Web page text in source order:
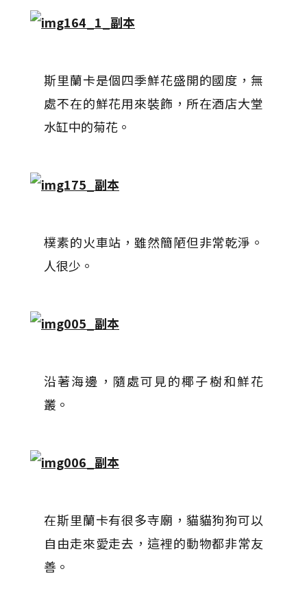
斯里蘭卡是個四季鮮花盛開的國度，無
處不在的鮮花用來裝飾，所在酒店大堂
水缸中的菊花。
樸素的火車站，雖然簡陋但非常乾淨。
人很少。
沿著海邊，隨處可見的椰子樹和鮮花
叢。
在斯里蘭卡有很多寺廟，貓貓狗狗可以
自由走來愛走去，這裡的動物都非常友
善。